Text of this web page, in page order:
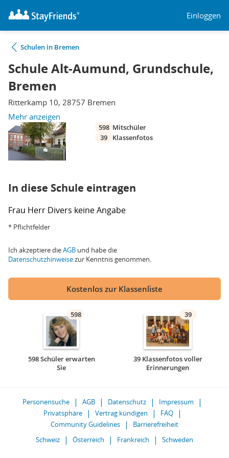
Einloggen
Schulen in Bremen
Schule Alt-Aumund, Grundschule,
Bremen
Ritterkamp 10, 28757 Bremen
Mehr anzeigen
598 Mitschüler
39
Klassenfotos
In diese Schule eintragen
Frau Herr Divers keine Angabe
* Pflichtfelder
Ich akzeptiere dieAGB und habe die
Datenschutzhinweisezur Kenntnis genommen.
Kostenlos zur Klassenliste
598
598 Schüler erwarten
Sie
39
39 Klassenfotos voller
Erinnerungen
Personensuche AGB Datenschutz
Impressum
Privatsphäre
Vertrag kündigen
FAQ
Community Guidelines
Barrierefreiheit
Schweiz
Österreich Frankreich Schweden